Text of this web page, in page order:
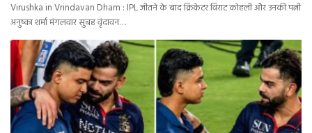
Virushka in Vrindavan Dham : IPL जीतने के बाद क्रिकेटर विराट कोहली और उनकी पत्नी
अनुष्का शर्मा मंगलवार सुबह वृंदावन…